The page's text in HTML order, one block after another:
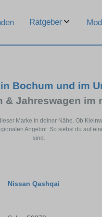
Ratgeber
Bochum und im
& Jahreswagen im
Marke in deiner Nähe. Ob
Angebot. So siehst du auf
sind.
Nissan Qashqai